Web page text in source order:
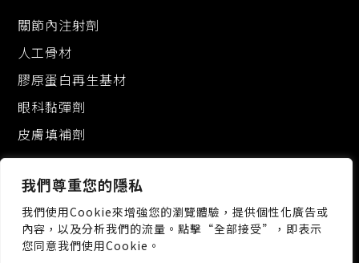
我們尊重您的隱私
我們使用Cookie來增強您的瀏覽體驗，提供個性化廣告或
內容，以及分析我們的流量。點擊“全部接受”，即表示
您同意我們使用Cookie。
關節內注射劑
人工骨材
膠原蛋白再生基材
眼科黏彈劑
皮膚填補劑
桃園市龜山區科技一路88號